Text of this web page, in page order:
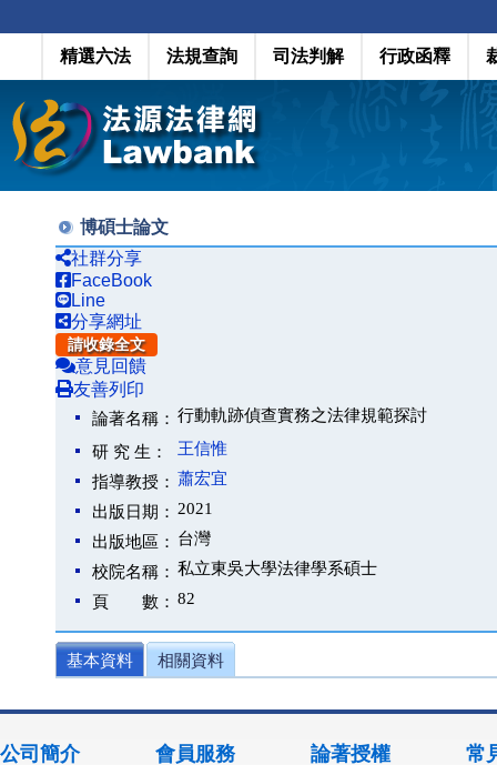
精選六法 法規查詢 司法判解 行政函釋
博碩士論文
社群分享
FaceBook
Line
分享網址
請收錄全文
意見回饋
友善列印
論著名稱： 行動軌跡偵查實務之法律規範探討
研 究 生：
王信惟
指導教授： 蕭宏宜
出版日期： 2021
出版地區： 台灣
校院名稱： 私立東吳大學法律學系碩士
頁 數： 82
基本資料 相關資料
公司簡介 會員服務 論著授權 常